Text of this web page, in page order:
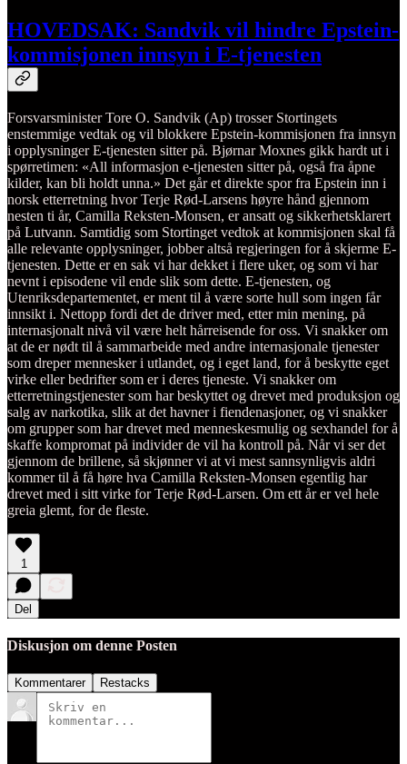
HOVEDSAK: Sandvik vil hindre Epstein-
kommisjonen innsyn i E-tjenesten
Forsvarsminister Tore O. Sandvik (Ap) trosser Stortingets
enstemmige vedtak og vil blokkere Epstein-kommisjonen fra innsyn
i opplysninger E-tjenesten sitter på. Bjørnar Moxnes gikk hardt ut i
spørretimen: «All informasjon e-tjenesten sitter på, også fra åpne
kilder, kan bli holdt unna.» Det går et direkte spor fra Epstein inn i
norsk etterretning hvor Terje Rød-Larsens høyre hånd gjennom
nesten ti år, Camilla Reksten-Monsen, er ansatt og sikkerhetsklarert
på Lutvann. Samtidig som Stortinget vedtok at kommisjonen skal få
alle relevante opplysninger, jobber altså regjeringen for å skjerme E-
tjenesten. Dette er en sak vi har dekket i flere uker, og som vi har
nevnt i episodene vil ende slik som dette. E-tjenesten, og
Utenriksdepartementet, er ment til å være sorte hull som ingen får
innsikt i. Nettopp fordi det de driver med, etter min mening, på
internasjonalt nivå vil være helt hårreisende for oss. Vi snakker om
at de er nødt til å sammarbeide med andre internasjonale tjenester
som dreper mennesker i utlandet, og i eget land, for å beskytte eget
virke eller bedrifter som er i deres tjeneste. Vi snakker om
etterretningstjenester som har beskyttet og drevet med produksjon og
salg av narkotika, slik at det havner i fiendenasjoner, og vi snakker
om grupper som har drevet med menneskesmulig og sexhandel for å
skaffe kompromat på individer de vil ha kontroll på. Når vi ser det
gjennom de brillene, så skjønner vi at vi mest sannsynligvis aldri
kommer til å få høre hva Camilla Reksten-Monsen egentlig har
drevet med i sitt virke for Terje Rød-Larsen. Om ett år er vel hele
greia glemt, for de fleste.
1
Del
Diskusjon om denne Posten
Kommentarer Restacks